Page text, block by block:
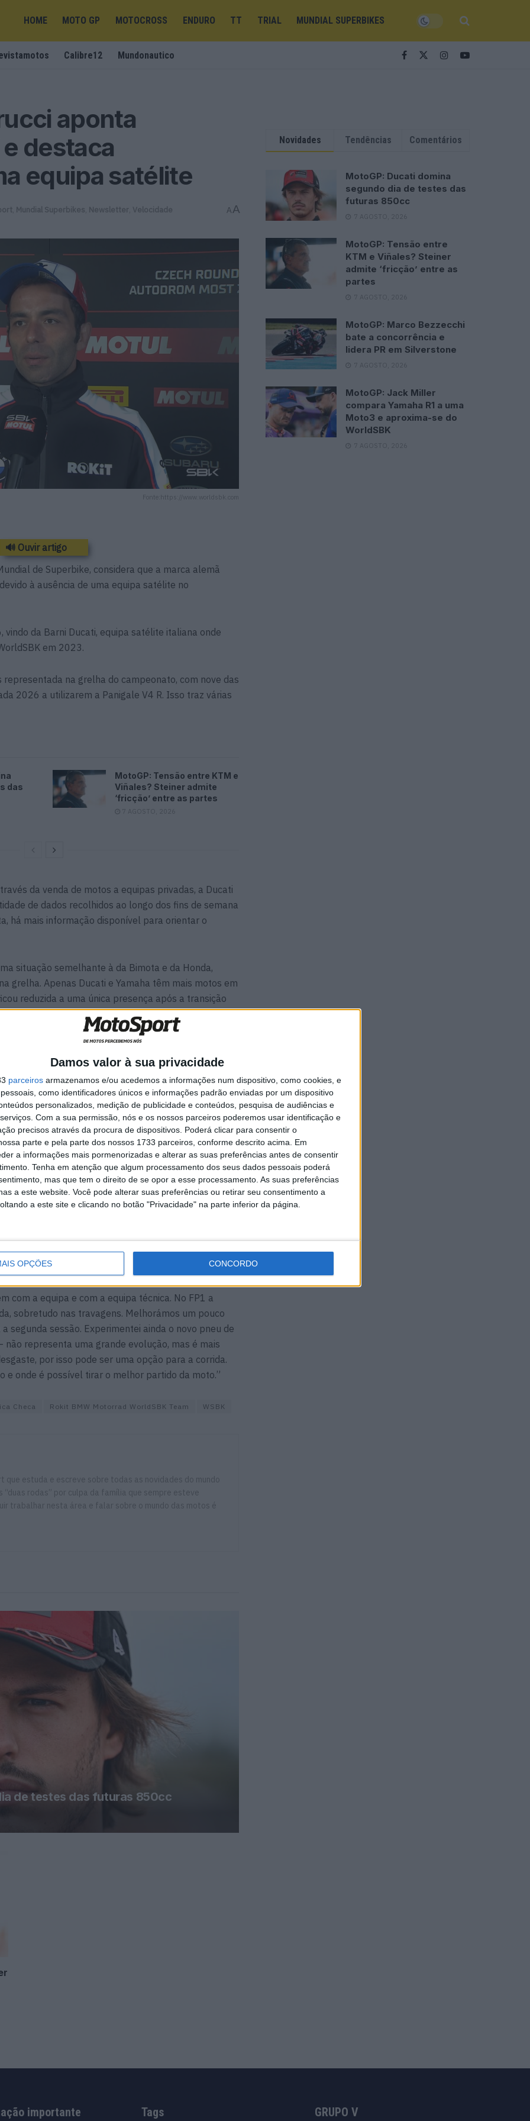
Damos valor à sua privacidade
parceiros armazenamos e/ou acedemos a informações num dispositivo, como cookies, e
como identificadores únicos e informações padrão enviadas por um dispositivo
personalizados, medição de publicidade e conteúdos, pesquisa de audiências e
Com a sua permissão, nós e os nossos parceiros poderemos usar identificação e
precisos através da procura de dispositivos. Poderá clicar para consentir o
parte e pela parte dos nossos 1733 parceiros, conforme descrito acima. Em
a informações mais pormenorizadas e alterar as suas preferências antes de consentir
Tenha em atenção que algum processamento dos seus dados pessoais poderá
mas que tem o direito de se opor a esse processamento. As suas preferências
a este website. Você pode alterar suas preferências ou retirar seu consentimento a
a este site e clicando no botão "Privacidade" na parte inferior da página.
OPÇÕES CONCORDO
HOME MOTO GP MOTOCROSS ENDURO TT TRIAL MUNDIAL SUPERBIKES
Calibre12 Mundonautico
aponta
destaca
equipa satélite
Mundial Superbikes Newsletter Velocidade AA
Fonte:https://www.worldsbk.com
🔊 Ouvir artigo
de Superbike, considera que a marca alemã
à ausência de uma equipa satélite no
da Barni Ducati, equipa satélite italiana onde
em 2023.
representada na grelha do campeonato, com nove das
2026 a utilizarem a Panigale V4 R. Isso traz várias
das
MotoGP: Tensão entre KTM e
Viñales? Steiner admite
‘fricção’ entre as partes
7 AGOSTO, 2026
da venda de motos a equipas privadas, a Ducati
de dados recolhidos ao longo dos fins de semana
há mais informação disponível para orientar o
situação semelhante à da Bimota e da Honda,
grelha. Apenas Ducati e Yamaha têm mais motos em
reduzida a uma única presença após a transição
limitar o crescimento da BMW face aos rivais,
a Ducati, embora o italiano admita estar satisfeito
RR.
que possa ajudar no desenvolvimento da moto,
com o feeling da moto”, afirmou Petrucci ao
República Checa.
e acredito que pode ser um ponto-chave importante
na sexta posição, enquanto Michael van der Mark
a sessão em décimo.
com a equipa e com a equipa técnica. No FP1 a
sobretudo nas travagens. Melhorámos um pouco
segunda sessão. Experimentei ainda o novo pneu de
representa uma grande evolução, mas é mais
por isso pode ser uma opção para a corrida.
e onde é possível tirar o melhor partido da moto.”
Checa Rokit BMW Motorrad WorldSBK Team WSBK
estuda e escreve sobre todas as novidades do mundo
“duas rodas” por culpa da família que sempre esteve
trabalhar nesta área e falar sobre o mundo das motos é
de testes das futuras 850cc
Novidades Tendências Comentários
MotoGP: Ducati domina
segundo dia de testes das
futuras 850cc
7 AGOSTO, 2026
MotoGP: Tensão entre
KTM e Viñales? Steiner
admite ‘fricção’ entre as
partes
7 AGOSTO, 2026
MotoGP: Marco Bezzecchi
bate a concorrência e
lidera PR em Silverstone
7 AGOSTO, 2026
MotoGP: Jack Miller
compara Yamaha R1 a uma
Moto3 e aproxima-se do
WorldSBK
7 AGOSTO, 2026
importante Tags GRUPO V